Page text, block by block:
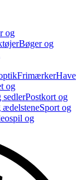
og
Bøger og
FrimærkerHave
og
sedlerPostkort og
ædelsteneSport og
og